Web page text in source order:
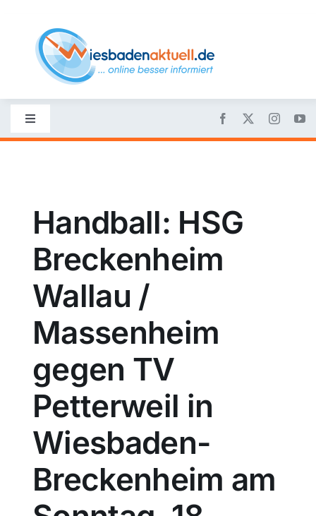
content
Toggle
Navigation
Politik
Wirtschaft
Sport
Kultur
Panorama
Mein Stadtteil
Handball: HSG
Breckenheim
Wallau /
Massenheim
gegen TV
Petterweil in
Wiesbaden-
Breckenheim am